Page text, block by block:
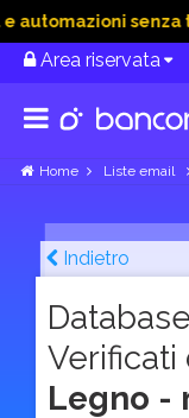
senza
Area riservata
Home Liste email
Indietro
Verificati
Legno -